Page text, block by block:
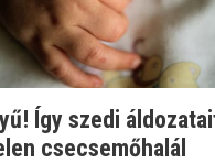
Így szedi
csecsemőhalál